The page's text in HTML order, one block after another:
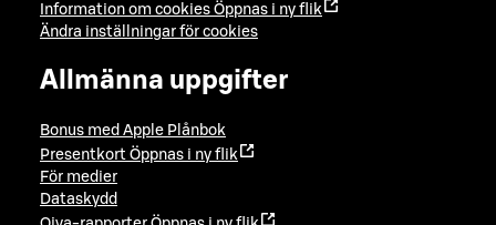
Information om cookies Öppnas i ny flik
Ändra inställningar för cookies
Allmänna uppgifter
Bonus med Apple Plånbok
Presentkort Öppnas i ny flik
För medier
Dataskydd